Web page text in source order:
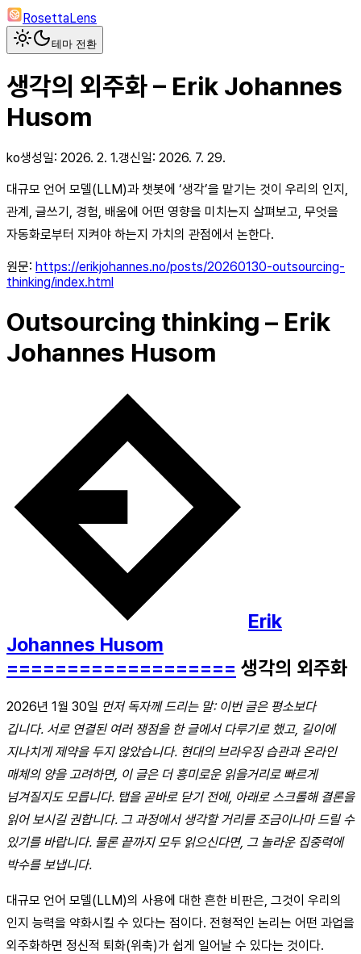
RosettaLens
테마 전환
생각의 외주화 – Erik Johannes
Husom
ko생성일: 2026. 2. 1.갱신일: 2026. 7. 29.
대규모 언어 모델(LLM)과 챗봇에 ‘생각’을 맡기는 것이 우리의 인지,
관계, 글쓰기, 경험, 배움에 어떤 영향을 미치는지 살펴보고, 무엇을
자동화로부터 지켜야 하는지 가치의 관점에서 논한다.
원문: https://erikjohannes.no/posts/20260130-outsourcing-
thinking/index.html
Outsourcing thinking – Erik
Johannes Husom
Erik
Johannes Husom
=================== 생각의 외주화
2026년 1월 30일 먼저 독자께 드리는 말: 이번 글은 평소보다
깁니다. 서로 연결된 여러 쟁점을 한 글에서 다루기로 했고, 길이에
지나치게 제약을 두지 않았습니다. 현대의 브라우징 습관과 온라인
매체의 양을 고려하면, 이 글은 더 흥미로운 읽을거리로 빠르게
넘겨질지도 모릅니다. 탭을 곧바로 닫기 전에, 아래로 스크롤해 결론을
읽어 보시길 권합니다. 그 과정에서 생각할 거리를 조금이나마 드릴 수
있기를 바랍니다. 물론 끝까지 모두 읽으신다면, 그 놀라운 집중력에
박수를 보냅니다.
대규모 언어 모델(LLM)의 사용에 대한 흔한 비판은, 그것이 우리의
인지 능력을 약화시킬 수 있다는 점이다. 전형적인 논리는 어떤 과업을
외주화하면 정신적 퇴화(위축)가 쉽게 일어날 수 있다는 것이다.